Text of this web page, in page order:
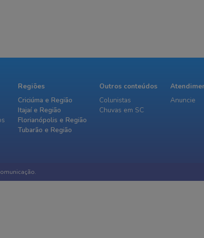
Regiões
Criciúma e Região
Itajaí e Região
Florianópolis e Região
Tubarão e Região
Outros conteúdos
Colunistas
Chuvas em SC
Anuncie